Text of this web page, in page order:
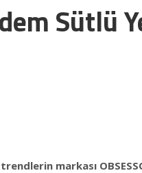
Sütlü
markası